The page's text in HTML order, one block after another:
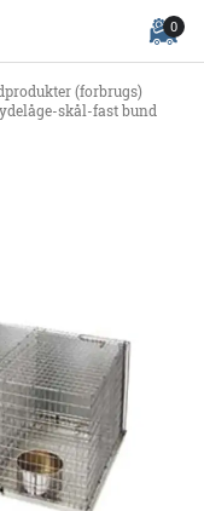
0
(forbrugs)
skål-fast bund